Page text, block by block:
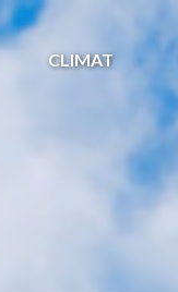
CLIMAT